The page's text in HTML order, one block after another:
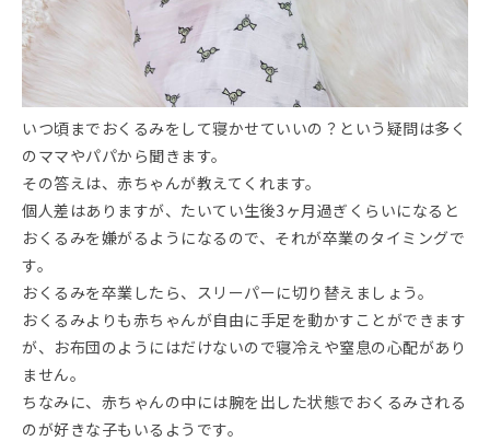
いつ頃までおくるみをして寝かせていいの？という疑問は多く
のママやパパから聞きます。
その答えは、赤ちゃんが教えてくれます。
個人差はありますが、たいてい生後3ヶ月過ぎくらいになると
おくるみを嫌がるようになるので、それが卒業のタイミングで
す。
おくるみを卒業したら、スリーパーに切り替えましょう。
おくるみよりも赤ちゃんが自由に手足を動かすことができます
が、お布団のようにはだけないので寝冷えや窒息の心配があり
ません。
ちなみに、赤ちゃんの中には腕を出した状態でおくるみされる
のが好きな子もいるようです。